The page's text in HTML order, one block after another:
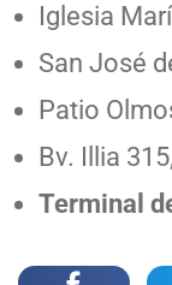
Iglesia
San José
Patio
Bv. Illia
Terminal